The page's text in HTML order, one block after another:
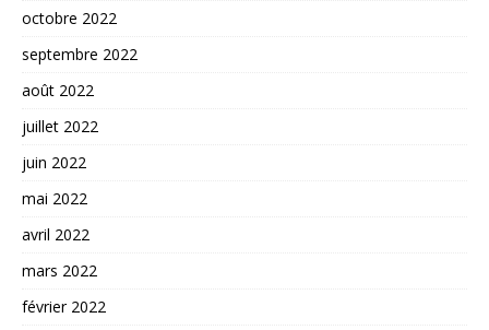
octobre 2022
septembre 2022
août 2022
juillet 2022
juin 2022
mai 2022
avril 2022
mars 2022
février 2022